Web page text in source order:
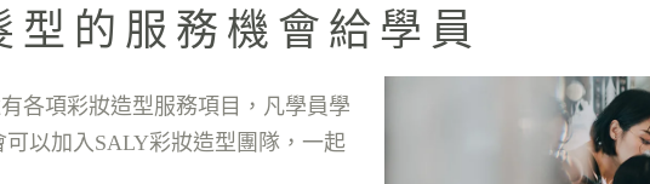
的服務機會給學員
各項彩妝造型服務項目，凡學員學
以加入SALY彩妝造型團隊，一起